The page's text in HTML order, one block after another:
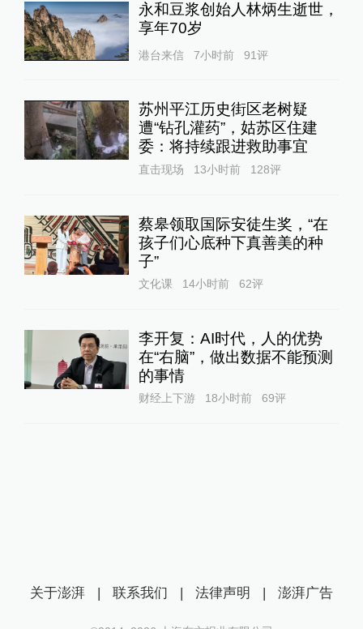
永和豆浆创始人林炳生逝世，
享年70岁
港台来信 7小时前 91评
苏州平江历史街区老树疑
遭“钻孔灌药”，姑苏区住建
委：将持续跟进救助事宜
直击现场 13小时前 128评
蔡皋领取国际安徒生奖，“在
孩子们心底种下真善美的种
子”
文化课 14小时前 62评
李开复：AI时代，人的优势
在“右脑”，做出数据不能预测
的事情
财经上下游 18小时前 69评
关于澎湃 | 联系我们 | 法律声明 | 澎湃广告